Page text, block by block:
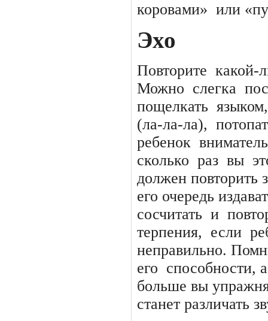
коровами» или
Эхо
Повторите какой-
Можно слегка
пощелкать языком,
(ла-ла-ла),
ребенок
сколько раз вы
должен повторить
его очередь
сосчитать и
терпения, если
неправильно.
его способности,
больше вы
станет различать